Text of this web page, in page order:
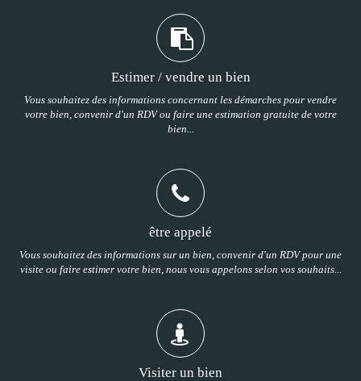
Estimer / vendre un bien
Vous souhaitez des informations concernant les démarches pour vendre
votre bien, convenir d'un RDV ou faire une estimation gratuite de votre
bien...
être appelé
Vous souhaitez des informations sur un bien, convenir d'un RDV pour une
visite ou faire estimer votre bien, nous vous appelons selon vos souhaits...
Visiter un bien